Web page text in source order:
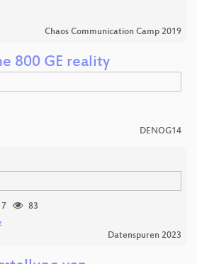
Chaos Communication Camp 2019
800 GE reality
DENOG14
83
Datenspuren 2023